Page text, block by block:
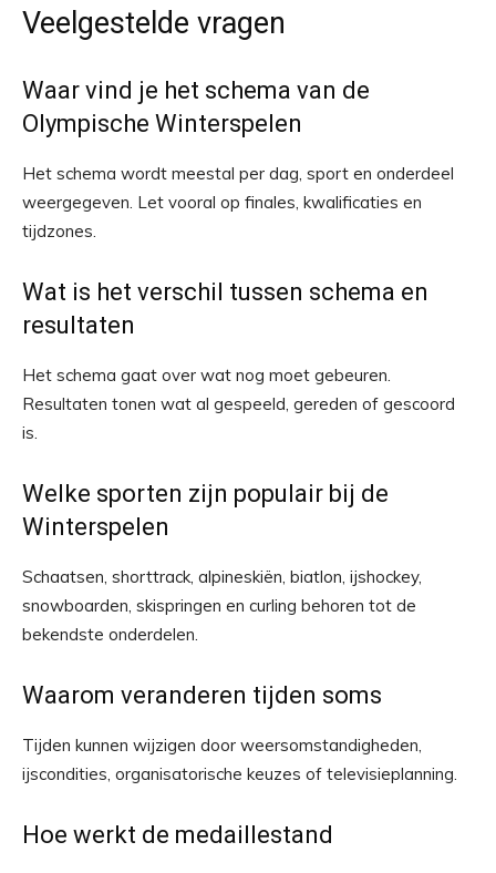
Veelgestelde vragen
Waar vind je het schema van de
Olympische Winterspelen
Het schema wordt meestal per dag, sport en onderdeel
weergegeven. Let vooral op finales, kwalificaties en
tijdzones.
Wat is het verschil tussen schema en
resultaten
Het schema gaat over wat nog moet gebeuren.
Resultaten tonen wat al gespeeld, gereden of gescoord
is.
Welke sporten zijn populair bij de
Winterspelen
Schaatsen, shorttrack, alpineskiën, biatlon, ijshockey,
snowboarden, skispringen en curling behoren tot de
bekendste onderdelen.
Waarom veranderen tijden soms
Tijden kunnen wijzigen door weersomstandigheden,
ijscondities, organisatorische keuzes of televisieplanning.
Hoe werkt de medaillestand